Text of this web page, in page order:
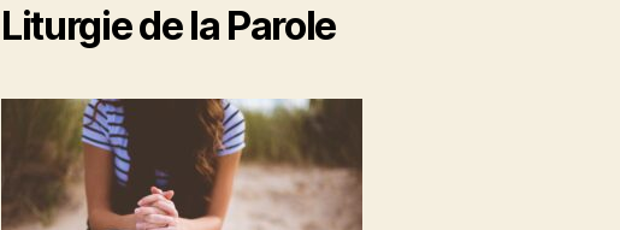
Liturgie de la Parole